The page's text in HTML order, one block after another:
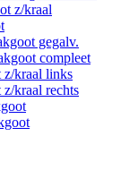
z/kraal
gegalv.
compleet
z/kraal links
z/kraal rechts